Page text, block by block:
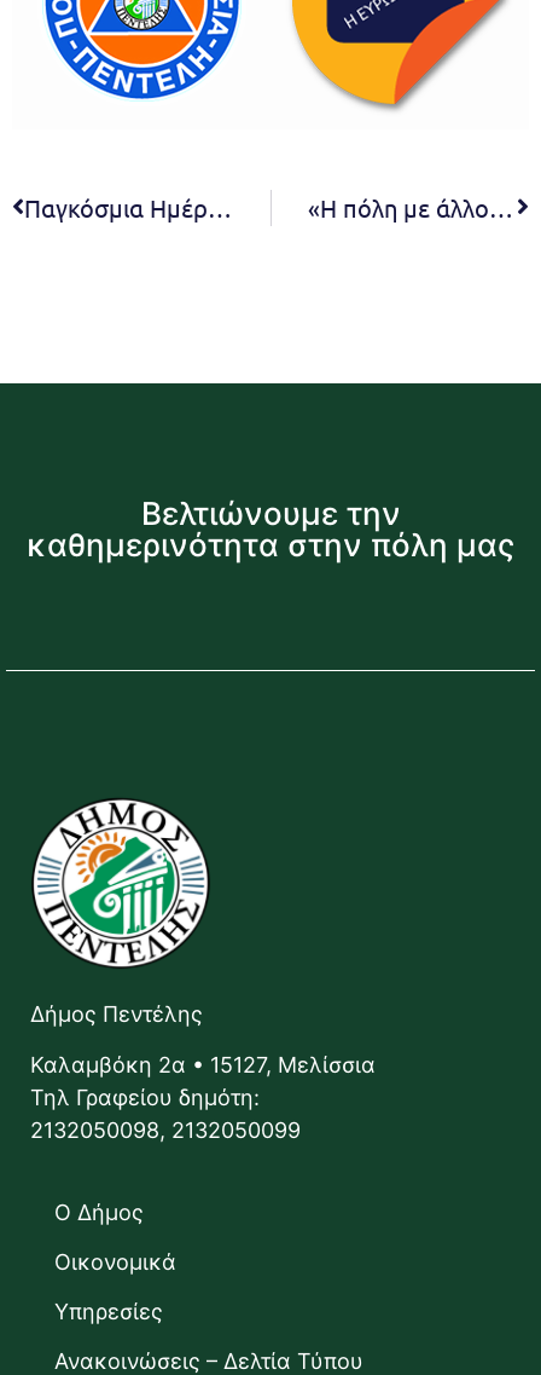
Παγκόσμια Ημέρα Περιβάλλοντος – Ο Δήμος Πεντέλης παρακολουθεί τις ευρωπαϊκές εξελίξεις για την κλιματική ουδετερότητα και τη βιώσιμη ανάπτυξη των πόλεων «Η πόλη με άλλο βλέμμα» – 6/6
Βελτιώνουμε την
καθημερινότητα στην πόλη μας
Δήμος Πεντέλης
Καλαμβόκη 2α • 15127, Μελίσσια
Τηλ Γραφείου δημότη:
2132050098, 2132050099
Ο Δήμος
Οικονομικά
Υπηρεσίες
Ανακοινώσεις – Δελτία Τύπου